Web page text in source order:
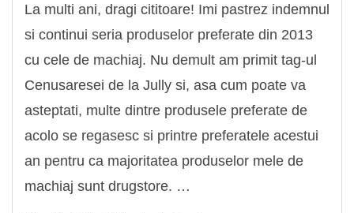
La multi ani, dragi cititoare! Imi pastrez indemnul
si continui seria produselor preferate din 2013
cu cele de machiaj. Nu demult am primit tag-ul
Cenusaresei de la Jully si, asa cum poate va
asteptati, multe dintre produsele preferate de
acolo se regasesc si printre preferatele acestui
an pentru ca majoritatea produselor mele de
machiaj sunt drugstore. …